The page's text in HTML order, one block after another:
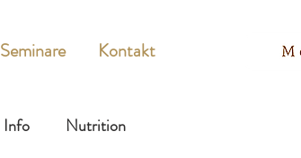
Seminare Kontakt
Info Nutrition